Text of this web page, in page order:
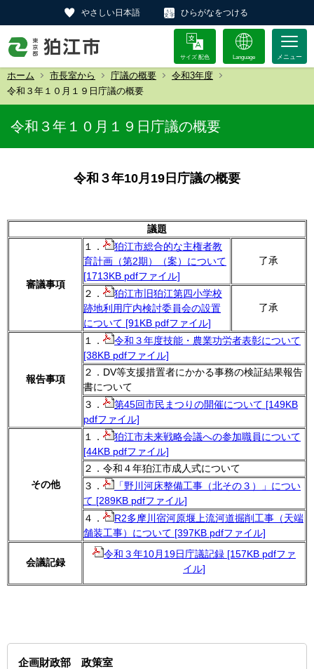
やさしい日本語 ひらがなをつける
サイズ 配色 Language
ホーム 市長室から 庁議の概要
令和3年度
令和３年１０月１９日庁議の概要
令和３年１０月１９日庁議の概要
令和３年10月19日庁議の概要
議題
審議事項
１．
狛江市総合的な主権者教
育計画（第2期）（案）について
[1713KB pdfファイル]
了承
２．
狛江市旧狛江第四小学校
跡地利用庁内検討委員会の設置
について [91KB pdfファイル]
了承
報告事項
１．
令和３年度技能・農業功労者表彰について
[38KB pdfファイル]
２．DV等支援措置者にかかる事務の検証結果報告
書について
３．
第45回市民まつりの開催について [149KB
pdfファイル]
その他
１．
狛江市未来戦略会議への参加職員について
[44KB pdfファイル]
２．令和４年狛江市成人式について
３．
「野川河床整備工事（北その３）」につい
て [289KB pdfファイル]
４．
R2多摩川宿河原堰上流河道掘削工事（天端
舗装工事）について [397KB pdfファイル]
会議記録
令和３年10月19日庁議記録 [157KB pdfファ
イル]
企画財政部 政策室